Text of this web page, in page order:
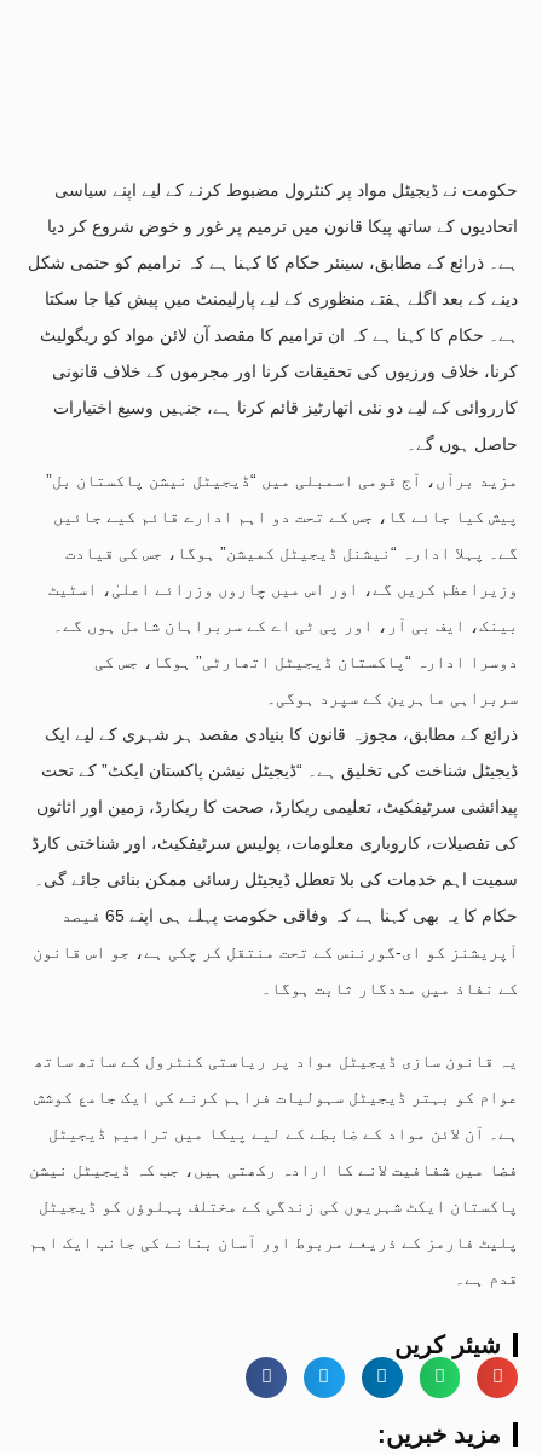
حکومت نے ڈیجیٹل مواد پر کنٹرول مضبوط کرنے کے لیے اپنے سیاسی
اتحادیوں کے ساتھ پیکا قانون میں ترمیم پر غور و خوض شروع کر دیا
ہے۔ ذرائع کے مطابق، سینئر حکام کا کہنا ہے کہ ترامیم کو حتمی شکل
دینے کے بعد اگلے ہفتے منظوری کے لیے پارلیمنٹ میں پیش کیا جا سکتا
ہے۔ حکام کا کہنا ہے کہ ان ترامیم کا مقصد آن لائن مواد کو ریگولیٹ
کرنا، خلاف ورزیوں کی تحقیقات کرنا اور مجرموں کے خلاف قانونی
کارروائی کے لیے دو نئی اتھارٹیز قائم کرنا ہے، جنہیں وسیع اختیارات
حاصل ہوں گے۔
مزید برآں، آج قومی اسمبلی میں “ڈیجیٹل نیشن پاکستان بل”
پیش کیا جائے گا، جس کے تحت دو اہم ادارے قائم کیے جائیں
گے۔ پہلا ادارہ “نیشنل ڈیجیٹل کمیشن” ہوگا، جس کی قیادت
وزیراعظم کریں گے، اور اس میں چاروں وزرائے اعلیٰ، اسٹیٹ
بینک، ایف بی آر، اور پی ٹی اے کے سربراہان شامل ہوں گے۔
دوسرا ادارہ “پاکستان ڈیجیٹل اتھارٹی” ہوگا، جس کی
سربراہی ماہرین کے سپرد ہوگی۔
ذرائع کے مطابق، مجوزہ قانون کا بنیادی مقصد ہر شہری کے لیے ایک
ڈیجیٹل شناخت کی تخلیق ہے۔ “ڈیجیٹل نیشن پاکستان ایکٹ” کے تحت
پیدائشی سرٹیفکیٹ، تعلیمی ریکارڈ، صحت کا ریکارڈ، زمین اور اثاثوں
کی تفصیلات، کاروباری معلومات، پولیس سرٹیفکیٹ، اور شناختی کارڈ
سمیت اہم خدمات کی بلا تعطل ڈیجیٹل رسائی ممکن بنائی جائے گی۔
حکام کا یہ بھی کہنا ہے کہ وفاقی حکومت پہلے ہی اپنے 65 فیصد
آپریشنز کو ای-گورننس کے تحت منتقل کر چکی ہے، جو اس قانون
کے نفاذ میں مددگار ثابت ہوگا۔
یہ قانون سازی ڈیجیٹل مواد پر ریاستی کنٹرول کے ساتھ ساتھ
عوام کو بہتر ڈیجیٹل سہولیات فراہم کرنے کی ایک جامع کوشش
ہے۔ آن لائن مواد کے ضابطے کے لیے پیکا میں ترامیم ڈیجیٹل
فضا میں شفافیت لانے کا ارادہ رکھتی ہیں، جب کہ ڈیجیٹل نیشن
پاکستان ایکٹ شہریوں کی زندگی کے مختلف پہلوؤں کو ڈیجیٹل
پلیٹ فارمز کے ذریعے مربوط اور آسان بنانے کی جانب ایک اہم
قدم ہے۔
شیئر کریں
:مزید خبریں